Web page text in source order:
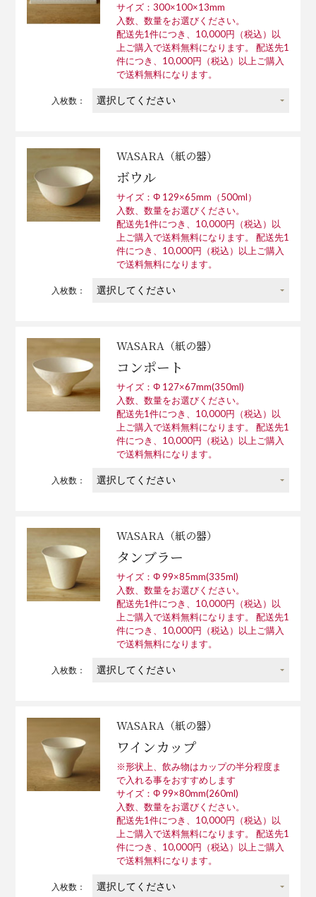
サイズ：300×100×13mm
入数、数量をお選びください。
配送先1件につき、10,000円（税込）以
上ご購入で送料無料になります。 配送先1
件につき、10,000円（税込）以上ご購入
で送料無料になります。
入枚数：
WASARA（紙の器）
ボウル
サイズ：Φ 129×65mm（500ml）
入数、数量をお選びください。
配送先1件につき、10,000円（税込）以
上ご購入で送料無料になります。 配送先1
件につき、10,000円（税込）以上ご購入
で送料無料になります。
入枚数：
WASARA（紙の器）
コンポート
サイズ：Φ 127×67mm(350ml)
入数、数量をお選びください。
配送先1件につき、10,000円（税込）以
上ご購入で送料無料になります。 配送先1
件につき、10,000円（税込）以上ご購入
で送料無料になります。
入枚数：
WASARA（紙の器）
タンブラー
サイズ：Φ 99×85mm(335ml)
入数、数量をお選びください。
配送先1件につき、10,000円（税込）以
上ご購入で送料無料になります。 配送先1
件につき、10,000円（税込）以上ご購入
で送料無料になります。
入枚数：
WASARA（紙の器）
ワインカップ
※形状上、飲み物はカップの半分程度ま
で入れる事をおすすめします
サイズ：Φ 99×80mm(260ml)
入数、数量をお選びください。
配送先1件につき、10,000円（税込）以
上ご購入で送料無料になります。 配送先1
件につき、10,000円（税込）以上ご購入
で送料無料になります。
入枚数：